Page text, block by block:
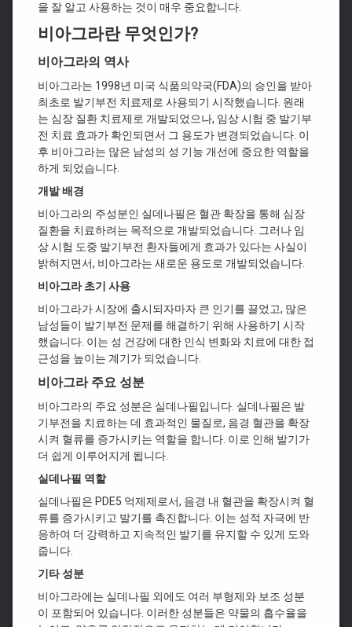
을 잘 알고 사용하는 것이 매우 중요합니다.
비아그라란 무엇인가?
비아그라의 역사
비아그라는 1998년 미국 식품의약국(FDA)의 승인을 받아
최초로 발기부전 치료제로 사용되기 시작했습니다. 원래
는 심장 질환 치료제로 개발되었으나, 임상 시험 중 발기부
전 치료 효과가 확인되면서 그 용도가 변경되었습니다. 이
후 비아그라는 많은 남성의 성 기능 개선에 중요한 역할을
하게 되었습니다.
개발 배경
비아그라의 주성분인 실데나필은 혈관 확장을 통해 심장
질환을 치료하려는 목적으로 개발되었습니다. 그러나 임
상 시험 도중 발기부전 환자들에게 효과가 있다는 사실이
밝혀지면서, 비아그라는 새로운 용도로 개발되었습니다.
비아그라 초기 사용
비아그라가 시장에 출시되자마자 큰 인기를 끌었고, 많은
남성들이 발기부전 문제를 해결하기 위해 사용하기 시작
했습니다. 이는 성 건강에 대한 인식 변화와 치료에 대한 접
근성을 높이는 계기가 되었습니다.
비아그라 주요 성분
비아그라의 주요 성분은 실데나필입니다. 실데나필은 발
기부전을 치료하는 데 효과적인 물질로, 음경 혈관을 확장
시켜 혈류를 증가시키는 역할을 합니다. 이로 인해 발기가
더 쉽게 이루어지게 됩니다.
실데나필 역할
실데나필은 PDE5 억제제로서, 음경 내 혈관을 확장시켜 혈
류를 증가시키고 발기를 촉진합니다. 이는 성적 자극에 반
응하여 더 강력하고 지속적인 발기를 유지할 수 있게 도와
줍니다.
기타 성분
비아그라에는 실데나필 외에도 여러 부형제와 보조 성분
이 포함되어 있습니다. 이러한 성분들은 약물의 흡수율을